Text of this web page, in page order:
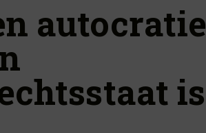
autocratie
is